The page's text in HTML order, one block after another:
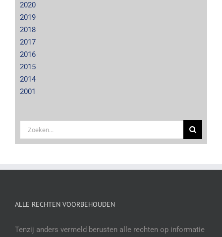
2020
2019
2018
2017
2016
2015
2014
2001
Zoeken
naar:
ALLE RECHTEN VOORBEHOUDEN
Tenzij anders vermeld berusten alle rechten op informatie